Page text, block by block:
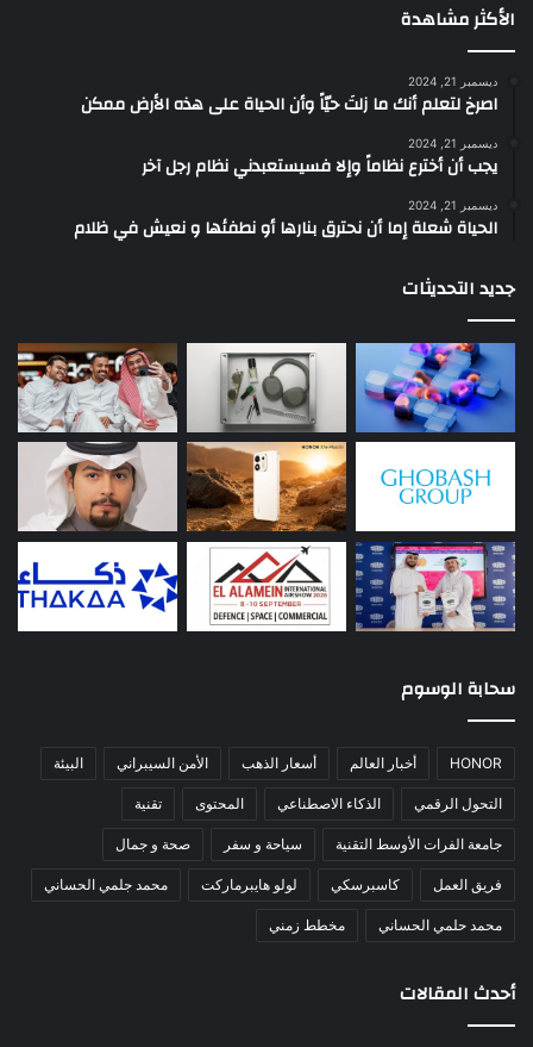
الأكثر مشاهدة
ديسمبر 21, 2024
‫اصرخ لتعلم أنك ما زلتَ حيّاً وأن الحياة على هذه الأرض ممكن
ديسمبر 21, 2024
يجب أن أخترع نظاماً وإلا فسيستعبدني نظام رجل آخر
ديسمبر 21, 2024
الحياة شعلة إما أن نحترق بنارها أو نطفئها و نعيش في ظلام
جديد التحديثات
سحابة الوسوم
HONOR أخبار العالم أسعار الذهب الأمن السيبراني البيئة
التحول الرقمي الذكاء الاصطناعي المحتوى تقنية
جامعة الفرات الأوسط التقنية سياحة و سفر صحة و جمال
فريق العمل كاسبرسكي لولو هايبرماركت محمد جلمي الحساني
محمد حلمي الحساني مخطط زمني
أحدث المقالات